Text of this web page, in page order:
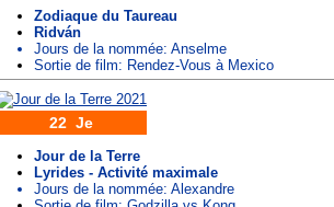
Zodiaque du Taureau
Ridván
Jours de la nommée: Anselme
Sortie de film: Rendez-Vous à Mexico
22 Je
Jour de la Terre
Lyrides - Activité maximale
Jours de la nommée: Alexandre